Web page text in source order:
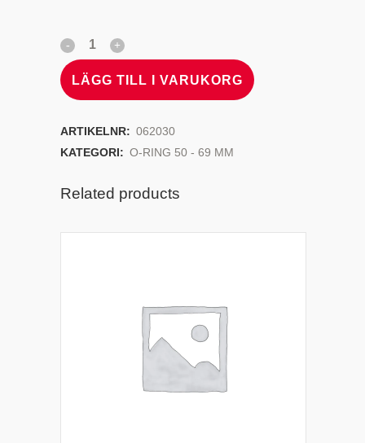
LÄGG TILL I VARUKORG
ARTIKELNR: 062030
KATEGORI: O-RING 50 - 69 MM
Related products